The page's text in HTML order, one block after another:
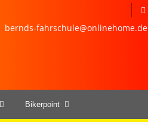
bernds-fahrschule@onlinehome.de
Bikerpoint